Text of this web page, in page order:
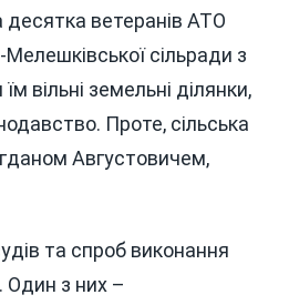
десятка ветеранів АТО
сільради з
вільні земельні ділянки,
Проте, сільська
Августовичем,
та спроб виконання
з них –